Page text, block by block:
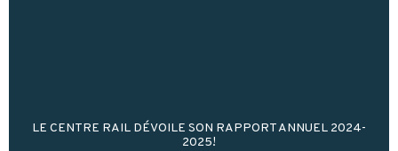
LE CENTRE RAIL DÉVOILE SON RAPPORT ANNUEL 2024-
2025!